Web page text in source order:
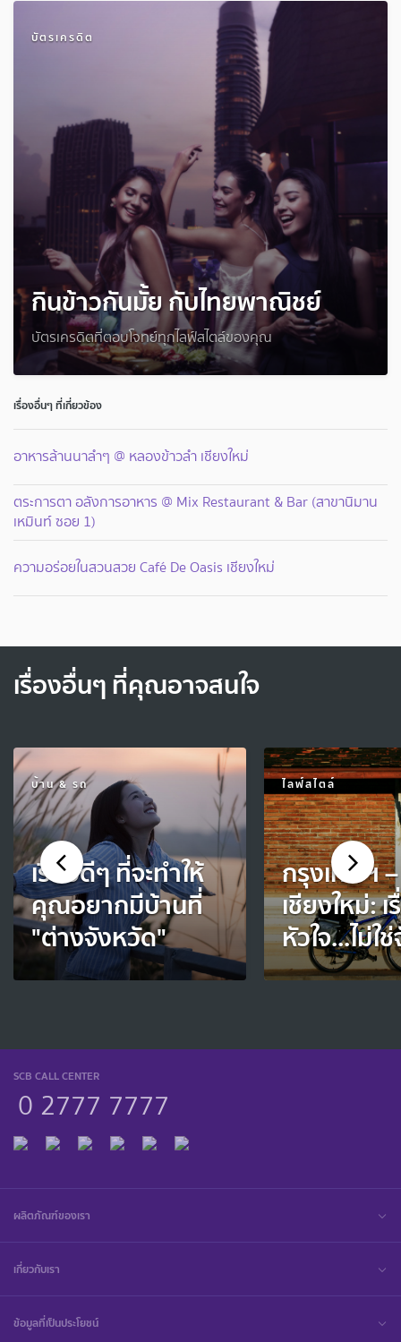
บัตรเครดิต
กินข้าวกันมั้ย กับไทยพาณิชย์
บัตรเครดิตที่ตอบโจทย์ทุกไลฟ์สไตล์ของคุณ
เรื่องอื่นๆ ที่เกี่ยวข้อง
อาหารล้านนาลำๆ @ หลองข้าวลำ เชียงใหม่
ตระการตา อลังการอาหาร @ Mix Restaurant & Bar (สาขานิมาน
เหมินท์ ซอย 1)
ความอร่อยในสวนสวย Café De Oasis เชียงใหม่
เรื่องอื่นๆ ที่คุณอาจสนใจ
บ้าน & รถ
เรื่องดีๆ ที่จะทำให้
คุณอยากมีบ้านที่
"ต่างจังหวัด"
ไลฟ์สไตล์
กรุงเทพฯ –
เชียงใหม่:
หัวใจ...ไม่ใ
SCB CALL CENTER
0 2777 7777
ผลิตภัณฑ์ของเรา
เกี่ยวกับเรา
ข้อมูลที่เป็นประโยชน์